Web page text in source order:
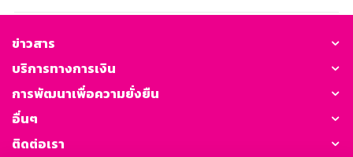
ข่าวสาร
บริการทางการเงิน
การพัฒนาเพื่อความยั่งยืน
อื่นๆ
ติดต่อเรา